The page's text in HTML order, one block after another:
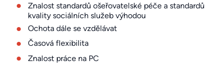
Znalost standardů ošeřovatelské péče a standardů
kvality sociálních služeb výhodou
Ochota dále se vzdělávat
Časová flexibilita
Znalost práce na PC